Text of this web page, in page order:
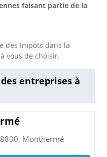
faisant partie de la
des Impôts dans la
vous de choisir.
entreprises à
Monthermé